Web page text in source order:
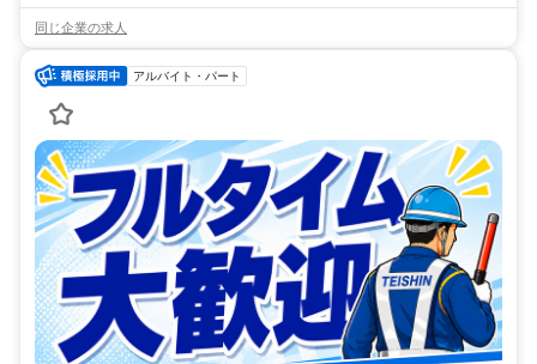
同じ企業の求人
アルバイト・パート